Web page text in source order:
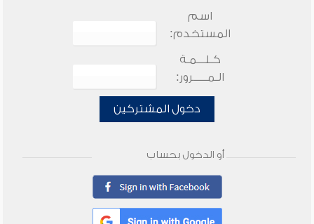
اسم
المستخدم:
كـلـــمـة
الـمـــــرور:
دخول المشتركين
أو الدخول بحساب